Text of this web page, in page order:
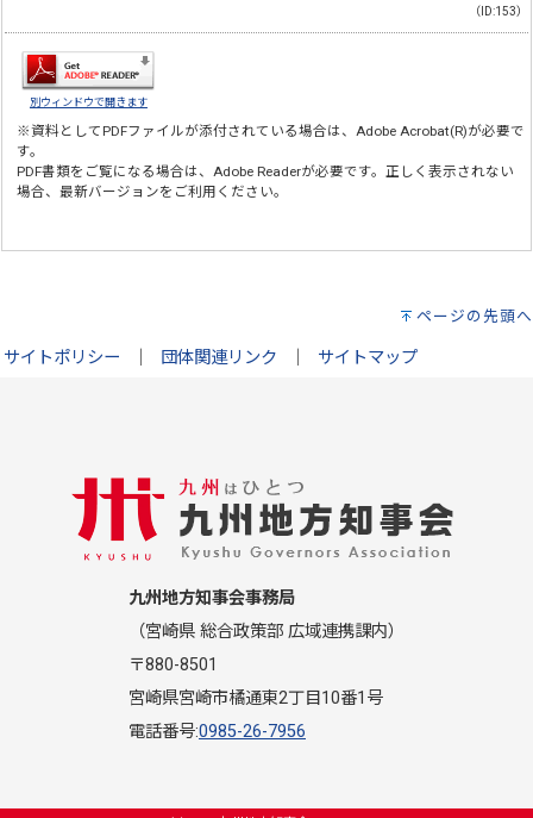
（ID:153）
別ウィンドウで開きます
※資料としてPDFファイルが添付されている場合は、Adobe Acrobat(R)が必要で
す。
PDF書類をご覧になる場合は、Adobe Readerが必要です。正しく表示されない
場合、最新バージョンをご利用ください。
ページの先頭へ
サイトポリシー 団体関連リンク サイトマップ
九州地方知事会事務局
（宮崎県 総合政策部 広域連携課内）
〒880-8501
宮崎県宮崎市橘通東2丁目10番1号
電話番号:0985-26-7956